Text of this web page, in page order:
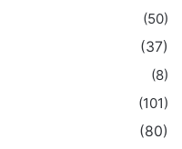
(50)
(37)
(8)
(101)
(80)